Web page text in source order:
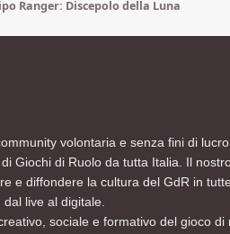
Ranger: Discepolo della Luna
volontaria e senza fini di lucro
Giochi di Ruolo da tutta Italia. Il
e diffondere la cultura del GdR in
live al digitale.
sociale e formativo del gioco di